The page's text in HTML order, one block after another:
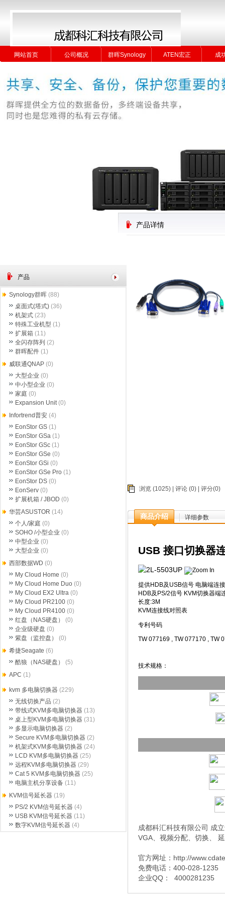
网站首页 公司概况 群晖Synology ATEN宏正 成
网站首页 公司概况 群晖Synology ATEN宏正 成
产品详情
浏览 (1025) | 评论 (0) | 评分(0)
商品介绍 详细参数
USB 接口切换器
提供HDB及USB信号 电脑端连
HDB及PS/2信号 KVM切换器端
长度:3M
KVM连接线对照表
专利号码
TW 077169 , TW 077170 , TW
技术规格：
成都科汇科技有限公司 成
VGA、视频分配、切换、
官方网址：http://
免费电话：400-028-1235
企业QQ： 4000281235
产品
Synology群晖 (88)
桌面式(塔式) (36)
机架式 (23)
特殊工业机型 (1)
扩展箱 (11)
全闪存阵列 (2)
群晖配件 (1)
威联通QNAP (0)
大型企业 (0)
中小型企业 (0)
家庭 (0)
Expansion Unit(0)
Infortrend普安 (4)
EonStor GS (1)
EonStor GSa (1)
EonStor GSc (1)
EonStor GSe (0)
EonStor GSi (0)
EonStor GSe Pro (1)
EonStor DS (0)
EonServ (0)
扩展机箱 / JBOD (0)
华芸ASUSTOR (14)
个人/家庭 (0)
SOHO /小型企业 (0)
中型企业 (0)
大型企业 (0)
西部数据WD (0)
My Cloud Home (0)
My Cloud Home Duo (0)
My Cloud EX2 Ultra (0)
My Cloud PR2100 (0)
My Cloud PR4100 (0)
红盘（NAS硬盘）
(0)
企业级硬盘 (0)
紫盘（监控盘）
(0)
希捷Seagate (6)
酷狼（NAS硬盘）
(5)
APC (1)
kvm 多电脑切换器 (229)
无线切换产品 (2)
带线式KVM多电脑切换器 (13)
桌上型KVM多电脑切换器 (31)
多显示电脑切换器 (2)
Secure KVM多电脑切换器 (2)
机架式KVM多电脑切换器 (24)
LCD KVM多电脑切换器 (25)
远程KVM多电脑切换器 (29)
Cat 5 KVM多电脑切换器 (25)
电脑主机分享设备 (11)
KVM信号延长器 (19)
PS/2 KVM信号延长器 (4)
USB KVM信号延长器 (11)
数字KVM信号延长器 (4)